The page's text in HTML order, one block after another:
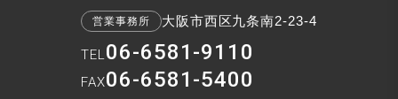
営業事務所 大阪市西区九条南2-23-4
TEL06-6581-9110
FAX06-6581-5400